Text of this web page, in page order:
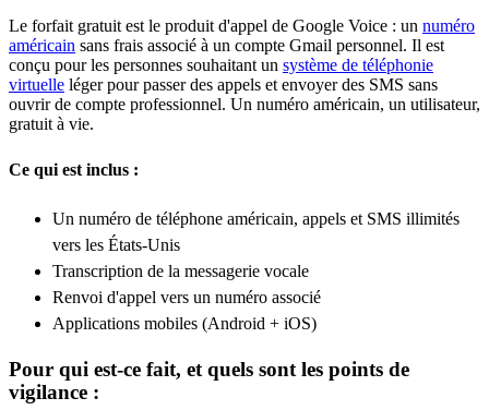
Le forfait gratuit est le produit d'appel de Google Voice : un numéro
américain sans frais associé à un compte Gmail personnel. Il est
conçu pour les personnes souhaitant un système de téléphonie
virtuelle léger pour passer des appels et envoyer des SMS sans
ouvrir de compte professionnel. Un numéro américain, un utilisateur,
gratuit à vie.
Ce qui est inclus :
Un numéro de téléphone américain, appels et SMS illimités
vers les États-Unis
Transcription de la messagerie vocale
Renvoi d'appel vers un numéro associé
Applications mobiles (Android + iOS)
Pour qui est-ce fait, et quels sont les points de
vigilance :